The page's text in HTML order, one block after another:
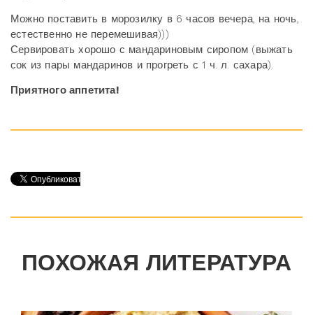
Можно поставить в морозилку в 6 часов вечера, на ночь,
естественно не перемешивая)))
Сервировать хорошо с мандариновым сиропом (выжать
сок из пары мандаринов и прогреть с 1 ч. л. сахара).
Приятного аппетита!
ПОХОЖАЯ ЛИТЕРАТУРА